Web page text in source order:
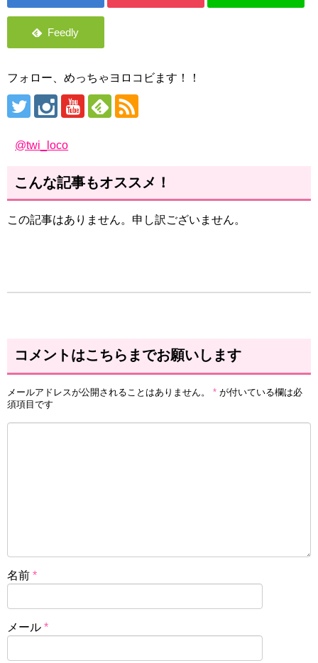
フォロー、めっちゃヨロコビます！！
@twi_loco
こんな記事もオススメ！
この記事はありません。申し訳ございません。
コメントはこちらまでお願いします
メールアドレスが公開されることはありません。 * が付いている欄は必
須項目です
名前 *
メール *